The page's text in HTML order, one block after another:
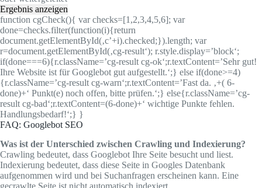
Ergebnis anzeigen
function cgCheck(){ var checks=[1,2,3,4,5,6]; var
done=checks.filter(function(i){return
document.getElementById(‚c’+i).checked;}).length; var
r=document.getElementById(‚cg-result‘); r.style.display=’block‘;
if(done===6){r.className=’cg-result cg-ok‘;r.textContent=’Sehr gut!
Ihre Website ist für Googlebot gut aufgestellt.‘;} else if(done>=4)
{r.className=’cg-result cg-warn‘;r.textContent=’Fast da. ‚+( 6-
done)+‘ Punkt(e) noch offen, bitte prüfen.‘;} else{r.className=’cg-
result cg-bad‘;r.textContent=(6-done)+‘ wichtige Punkte fehlen.
Handlungsbedarf!‘;} }
FAQ: Googlebot SEO
Was ist der Unterschied zwischen Crawling und Indexierung?
Crawling bedeutet, dass Googlebot Ihre Seite besucht und liest.
Indexierung bedeutet, dass diese Seite in Googles Datenbank
aufgenommen wird und bei Suchanfragen erscheinen kann. Eine
gecrawlte Seite ist nicht automatisch indexiert.